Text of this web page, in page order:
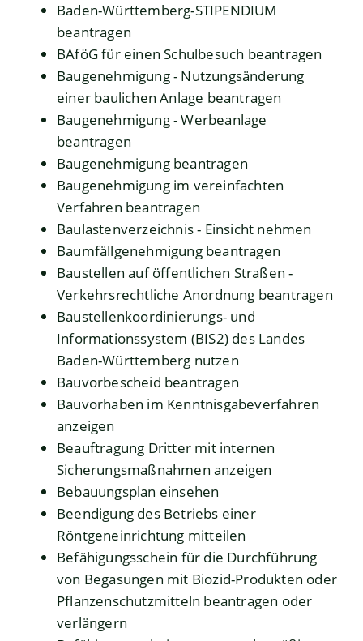
Baden-Württemberg-STIPENDIUM
beantragen
BAföG für einen Schulbesuch beantragen
Baugenehmigung - Nutzungsänderung
einer baulichen Anlage beantragen
Baugenehmigung - Werbeanlage
beantragen
Baugenehmigung beantragen
Baugenehmigung im vereinfachten
Verfahren beantragen
Baulastenverzeichnis - Einsicht nehmen
Baumfällgenehmigung beantragen
Baustellen auf öffentlichen Straßen -
Verkehrsrechtliche Anordnung beantragen
Baustellenkoordinierungs- und
Informationssystem (BIS2) des Landes
Baden-Württemberg nutzen
Bauvorbescheid beantragen
Bauvorhaben im Kenntnisgabeverfahren
anzeigen
Beauftragung Dritter mit internen
Sicherungsmaßnahmen anzeigen
Bebauungsplan einsehen
Beendigung des Betriebs einer
Röntgeneinrichtung mitteilen
Befähigungsschein für die Durchführung
von Begasungen mit Biozid-Produkten oder
Pflanzenschutzmitteln beantragen oder
verlängern